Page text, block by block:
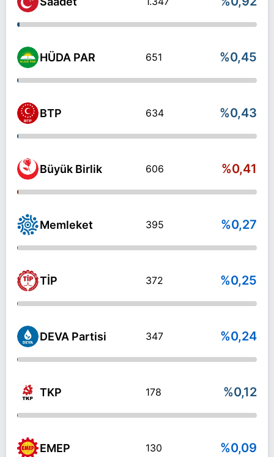
HÜDA PAR 651 %0,45
BTP 634 %0,43
Büyük Birlik 606 %0,41
Memleket 395 %0,27
TİP 372 %0,25
DEVA Partisi 347 %0,24
TKP 178 %0,12
EMEP 130 %0,09